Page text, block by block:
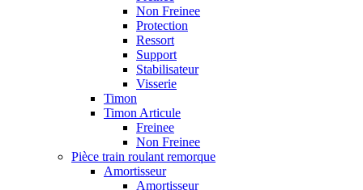
Non Freinee
Protection
Ressort
Support
Stabilisateur
Visserie
Timon
Timon Articule
Freinee
Non Freinee
Pièce train roulant remorque
Amortisseur
Amortisseur